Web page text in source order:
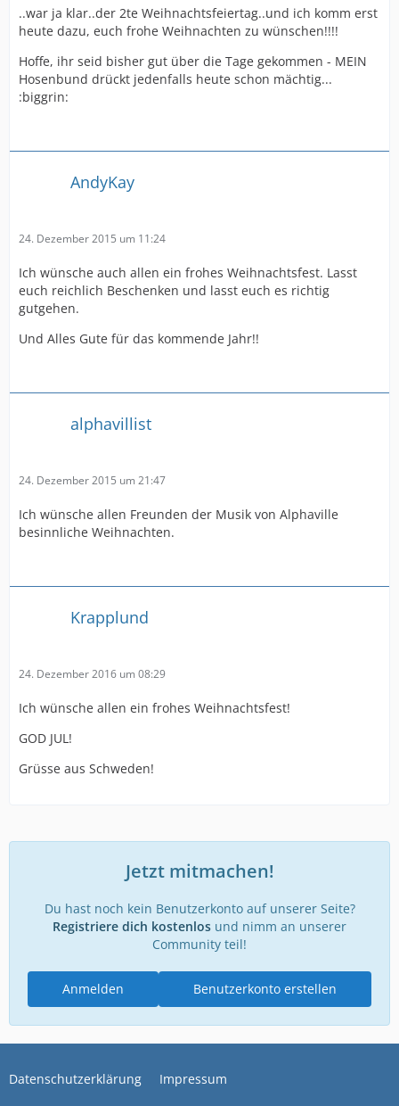
..war ja klar..der 2te Weihnachtsfeiertag..und ich komm erst
heute dazu, euch frohe Weihnachten zu wünschen!!!!
Hoffe, ihr seid bisher gut über die Tage gekommen - MEIN
Hosenbund drückt jedenfalls heute schon mächtig...
:biggrin:
AndyKay
24. Dezember 2015 um 11:24
Ich wünsche auch allen ein frohes Weihnachtsfest. Lasst
euch reichlich Beschenken und lasst euch es richtig
gutgehen.
Und Alles Gute für das kommende Jahr!!
alphavillist
24. Dezember 2015 um 21:47
Ich wünsche allen Freunden der Musik von Alphaville
besinnliche Weihnachten.
Krapplund
24. Dezember 2016 um 08:29
Ich wünsche allen ein frohes Weihnachtsfest!
GOD JUL!
Grüsse aus Schweden!
Jetzt mitmachen!
Du hast noch kein Benutzerkonto auf unserer Seite?
Registriere dich kostenlos und nimm an unserer
Community teil!
Benutzerkonto erstellen
Anmelden
Datenschutzerklärung Impressum